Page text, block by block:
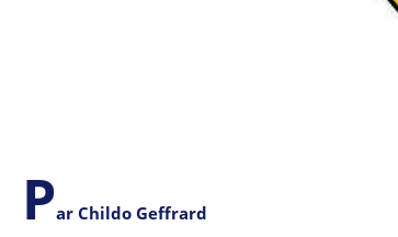
Par Childo Geffrard